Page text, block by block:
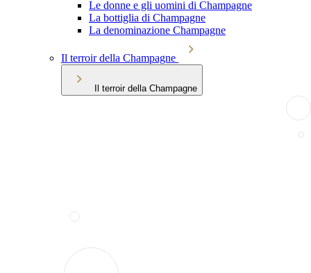
Le donne e gli uomini di Champagne
La bottiglia di Champagne
La denominazione Champagne
Il terroir della Champagne
Il terroir della Champagne